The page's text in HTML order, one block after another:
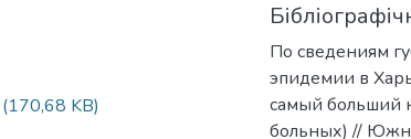
(170,68 KB)
По сведениям
эпидемии в
самый больший
больных) //